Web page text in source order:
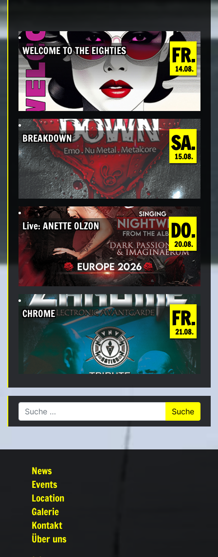
FR.
14.08.
WELCOME TO THE EIGHTIES
SA.
15.08.
BREAKDOWN
DO.
20.08.
Live: ANETTE OLZON
FR.
21.08.
CHROME
Suche nach:
News
Events
Location
Galerie
Kontakt
Über uns